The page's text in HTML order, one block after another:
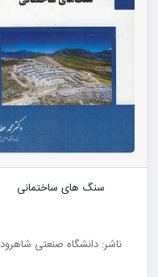
سنگ های ساختمانی
ناشر: دانشگاه صنعتی شاهرود